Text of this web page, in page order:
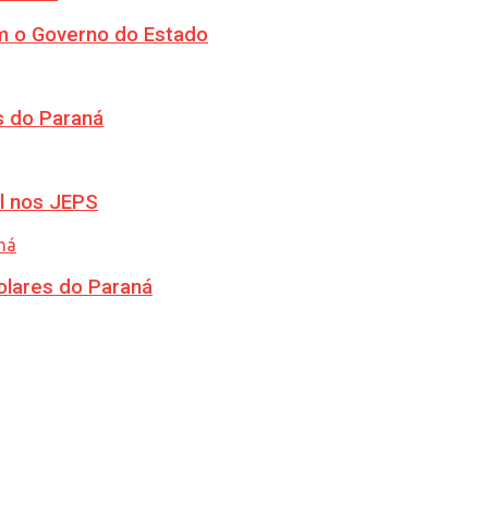
o Governo do Estado
do Paraná
JEPS
do Paraná